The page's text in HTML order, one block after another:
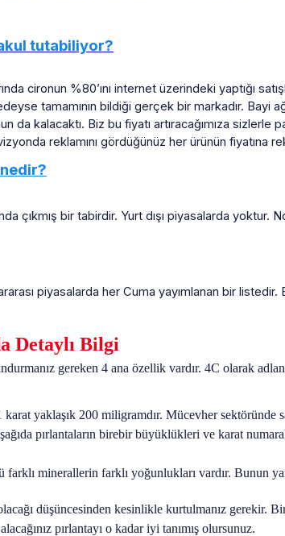
tutabiliyor?
cironun %80’ını internet üzerindeki yaptığı
tamamının bildiği gerçek bir markadır. Bayi
da kalacaktı. Biz bu fiyatı artıracağımıza
reklamını gördüğünüz her ürünün
çıkmış bir tabirdir. Yurt dışı piyasalarda
piyasalarda her Cuma yayımlanan bir
Detaylı Bilgi
gereken 4 ana özellik vardır. 4C olarak
karat yaklaşık 200 miligramdır. Mücevher
pırlantaların birebir büyüklükleri ve karat
minerallerin farklı yoğunlukları vardır. Bunun
düşüncesinden kesinlikle kurtulmanız gerekir.
pırlantayı o kadar iyi tanımış olursunuz.